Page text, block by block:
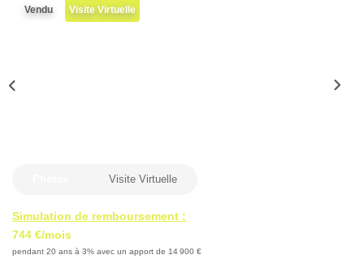
Locaux Professionnels
NOTRE AGENCE
Notre Histoire
Vendu Visite Virtuelle
Simulation de remboursement :
744 €/mois
pendant 20 ans à 3% avec un apport de 14 900 €
Visite Virtuelle